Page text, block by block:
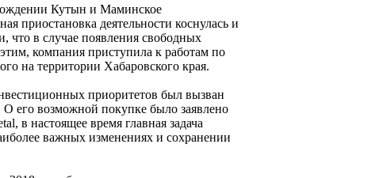
Кутын и Маминское
приостановка деятельности коснулась и
что в случае появления свободных
компания приступила к работам по
на территории Хабаровского края.
приоритетов был вызван
его возможной покупке было заявлено
в настоящее время главная задача
важных изменениях и сохранении